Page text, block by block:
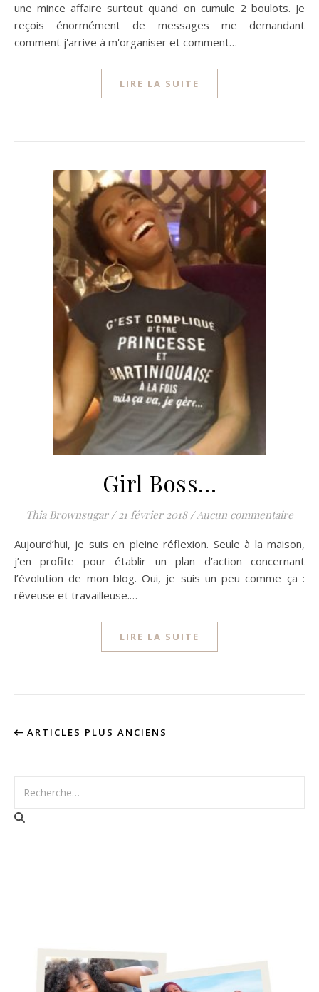
une mince affaire surtout quand on cumule 2 boulots. Je
reçois énormément de messages me demandant
comment j'arrive à m'organiser et comment…
LIRE LA SUITE
Girl Boss…
Thia Brownsugar / 21 février 2018 /Aucun commentaire
Aujourd’hui, je suis en pleine réflexion. Seule à la maison,
j’en profite pour établir un plan d’action concernant
l’évolution de mon blog. Oui, je suis un peu comme ça :
rêveuse et travailleuse.…
LIRE LA SUITE
ARTICLES PLUS ANCIENS